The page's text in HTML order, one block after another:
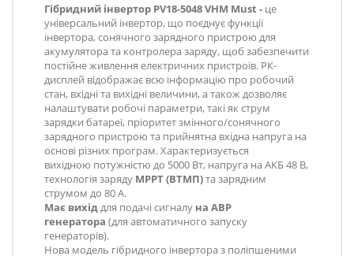
Гібридний інвертор PV18-5048 VHM Must - це
універсальний інвертор, що поєднує функції
інвертора, сонячного зарядного пристрою для
акумулятора та контролера заряду, щоб забезпечити
постійне живлення електричних пристроїв. РК-
дисплей відображає всю інформацію про робочий
стан, вхідні та вихідні величини, а також дозволяє
налаштувати робочі параметри, такі як струм
зарядки батареї, пріоритет змінного/сонячного
зарядного пристрою та прийнятна вхідна напруга на
основі різних програм. Характеризується
вихідною потужністю до 5000 Вт, напруга на АКБ 48 В,
технологія заряду MPPT (ВТМП)та зарядним
струмом до 80 А.
Має вихіддля подачі сигналу на АВР
генератора (для автоматичного запуску
генераторів).
Нова модель гібридного інвертора з поліпшеними